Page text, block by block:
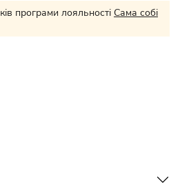
програми лояльності Сама собі